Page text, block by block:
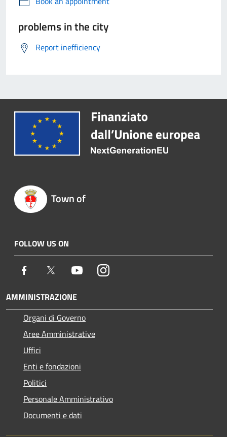
problems in the city
Report inefficiency
Town of
FOLLOW US ON
Facebook Twitter YoutubeInstagram
AMMINISTRAZIONE
Organi di Governo
Aree Amministrative
Uffici
Enti e fondazioni
Politici
Personale Amministrativo
Documenti e dati